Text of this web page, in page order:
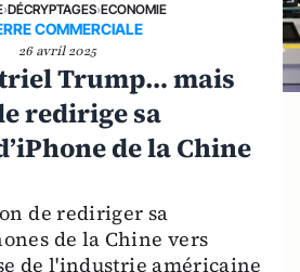
›DÉCRYPTAGES›ECONOMIE
COMMERCIALE
26 avril 2025
Trump… mais
redirige sa
de la Chine
de rediriger sa
de la Chine vers
de l'industrie américaine